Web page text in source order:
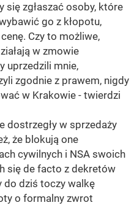
się zgłaszać osoby, które
go z kłopotu,
Czy to możliwe,
w zmowie
uprzedzili mnie,
zgodnie z prawem, nigdy
w Krakowie - twierdzi
dostrzegły w sprzedaży
że blokują one
cywilnych i NSA swoich
się de facto z dekretów
do dziś toczy walkę
o formalny zwrot